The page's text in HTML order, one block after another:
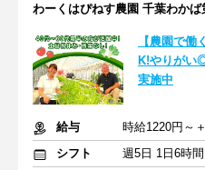
わーくはぴねす農園 千葉わかば
【農園で
K!やりがい
実施中
給与
時給1220円～
シフト
週5日 1日6時